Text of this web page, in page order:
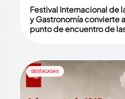
Festival Internacional de
y Gastronomía convierte
punto de encuentro de
DESTACADAS